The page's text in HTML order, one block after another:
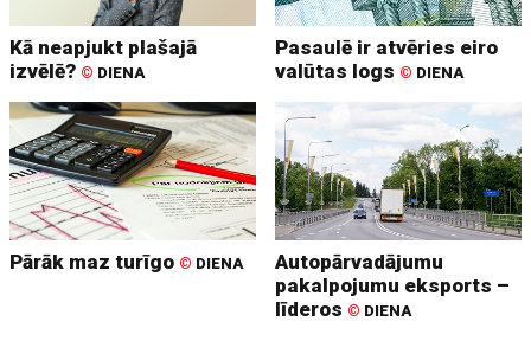
Kā neapjukt plašajā
izvēlē? © DIENA
Pasaulē ir atvēries eiro
valūtas logs © DIENA
Pārāk maz turīgo © DIENA
Autopārvadājumu
pakalpojumu eksports –
līderos © DIENA